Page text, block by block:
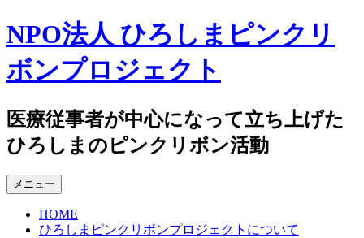
コ
ン
テ
ン
へ
ス
キ
プ
NPO法人 ひろしまピンクリ
ボンプロジェクト
医療従事者が中心になって立ち上げた
ひろしまのピンクリボン活動
メニュー
HOME
ひろしまピンクリボンプロジェクトについて